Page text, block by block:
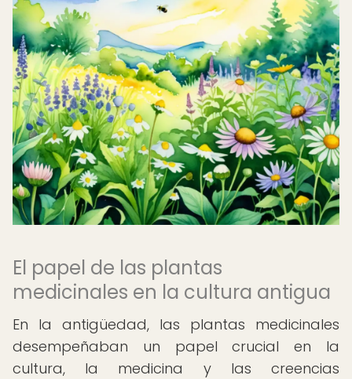
El papel de las plantas
medicinales en la cultura antigua
En la antigüedad, las plantas medicinales
desempeñaban un papel crucial en la
cultura, la medicina y las creencias